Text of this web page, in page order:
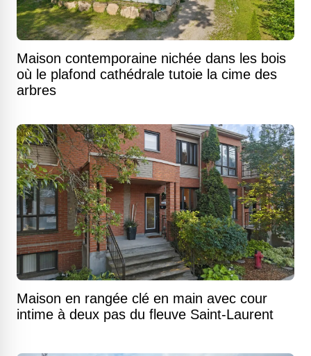
Maison contemporaine nichée dans les bois
où le plafond cathédrale tutoie la cime des
arbres
Maison en rangée clé en main avec cour
intime à deux pas du fleuve Saint-Laurent